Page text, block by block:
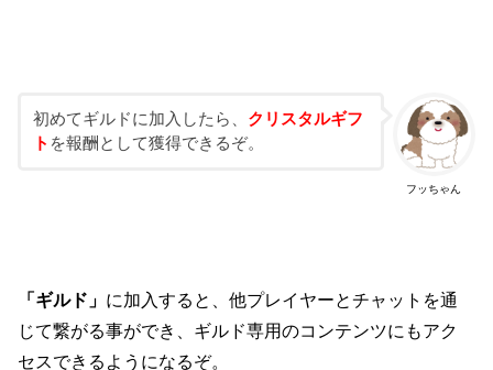
フッちゃん
初めてギルドに加入したら、 クリスタルギフ
ト を報酬として獲得できるぞ。
「ギルド」 に加入すると、他プレイヤーとチャットを通
じて繋がる事ができ、ギルド専用のコンテンツにもアク
セスできるようになるぞ。